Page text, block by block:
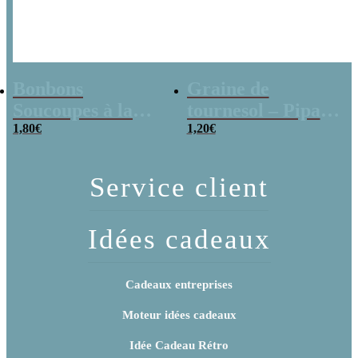
poudre (x20)
1,80€
x 3
1,20€
Service client
Idées cadeaux
Cadeaux entreprises
Moteur idées cadeaux
Idée Cadeau Rétro